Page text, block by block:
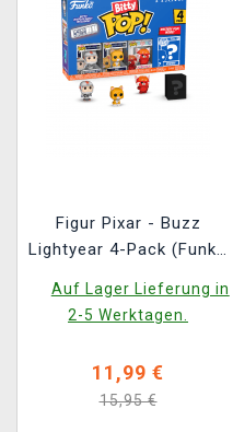
Figur Pixar - Buzz
Lightyear 4-Pack (Funko
Auf Lager Lieferung in
2-5 Werktagen.
11,99 €
15,95 €